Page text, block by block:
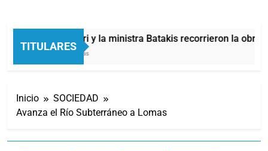
TITULARES
Mayra, Mieri y la ministra Batakis recorrieron la obra
46 Minutos Atrás
Inicio
SOCIEDAD
Avanza el Río Subterráneo a Lomas